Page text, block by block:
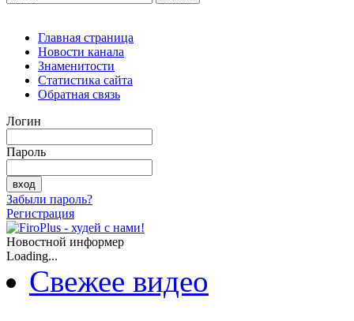
Главная страница
Новости канала
Знаменитости
Статистика сайта
Обратная связь
Логин
Пароль
Забыли пароль?
Регистрация
Новостной информер
Loading...
Свежее видео